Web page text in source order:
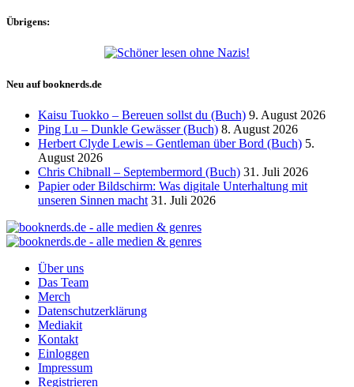
Übrigens:
Neu auf booknerds.de
Kaisu Tuokko – Bereuen sollst du (Buch) 9. August 2026
Ping Lu – Dunkle Gewässer (Buch) 8. August 2026
Herbert Clyde Lewis – Gentleman über Bord (Buch) 5.
August 2026
Chris Chibnall – Septembermord (Buch) 31. Juli 2026
Papier oder Bildschirm: Was digitale Unterhaltung mit
unseren Sinnen macht 31. Juli 2026
Über uns
Das Team
Merch
Datenschutzerklärung
Mediakit
Kontakt
Einloggen
Impressum
Registrieren